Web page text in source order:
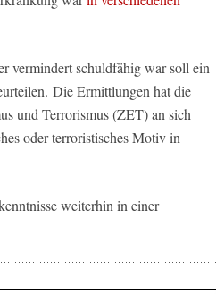
vermindert schuldfähig war soll ein
Die Ermittlungen hat die
und Terrorismus (ZET) an sich
oder terroristisches Motiv in
weiterhin in einer